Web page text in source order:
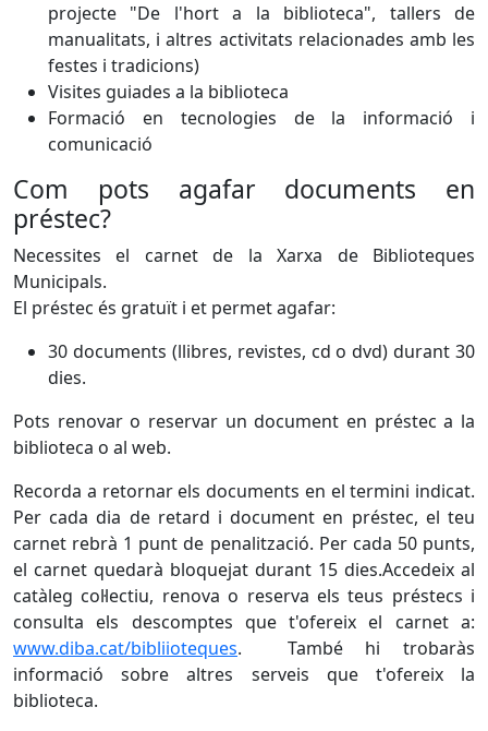
projecte "De l'hort a la biblioteca", tallers de
manualitats, i altres activitats relacionades amb les
festes i tradicions)
Visites guiades a la biblioteca
Formació en tecnologies de la informació i
comunicació
Com pots agafar documents en
préstec?
Necessites el carnet de la Xarxa de Biblioteques
Municipals.
El préstec és gratuït i et permet agafar:
30 documents (llibres, revistes, cd o dvd) durant 30
dies.
Pots renovar o reservar un document en préstec a la
biblioteca o al web.
Recorda a retornar els documents en el termini indicat.
Per cada dia de retard i document en préstec, el teu
carnet rebrà 1 punt de penalització. Per cada 50 punts,
el carnet quedarà bloquejat durant 15 dies.Accedeix al
catàleg col·lectiu, renova o reserva els teus préstecs i
consulta els descomptes que t'ofereix el carnet a:
www.diba.cat/bibliioteques. També hi trobaràs
informació sobre altres serveis que t'ofereix la
biblioteca.